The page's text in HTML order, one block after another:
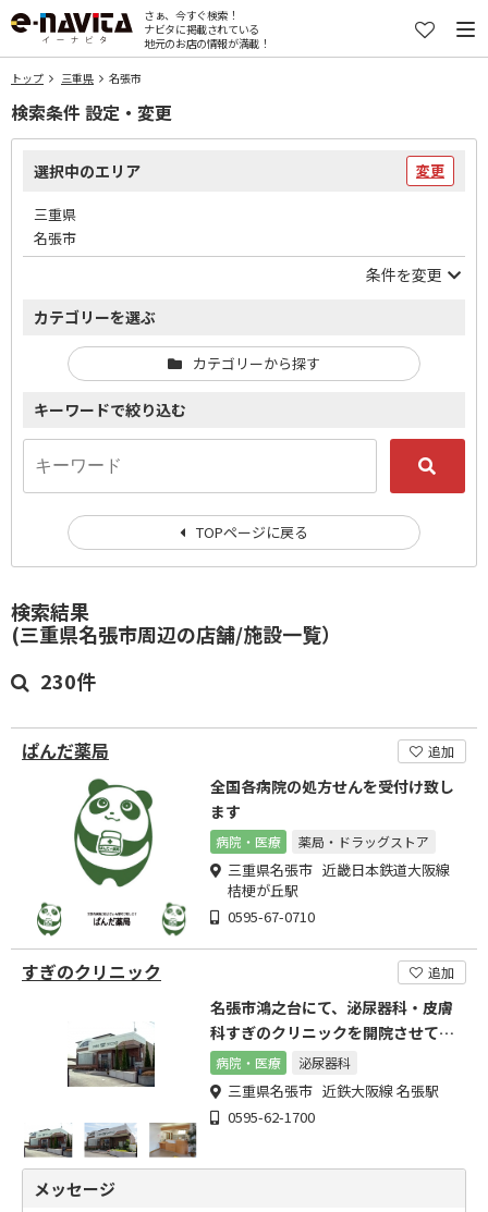
さぁ、今すぐ検索！
ナビタに掲載されている
地元のお店の情報が満載！
トップ 三重県 名張市
検索結果
(三重県名張市周辺の店舗/施設一覧）
230件
ぱんだ薬局 追加
全国各病院の処方せんを受付け致し
ます
病院・医療 薬局・ドラッグストア
三重県名張市 近畿日本鉄道大阪線
桔梗が丘駅
0595-67-0710
すぎのクリニック 追加
名張市鴻之台にて、泌尿器科・皮膚
科すぎのクリニックを開院させてい
ただいております。
病院・医療 泌尿器科
三重県名張市 近鉄大阪線 名張駅
0595-62-1700
メッセージ
検索条件 設定・変更
選択中のエリア 変更
三重県
名張市
条件を変更
カテゴリーを選ぶ
カテゴリーから探す
キーワードで絞り込む
TOPページに戻る